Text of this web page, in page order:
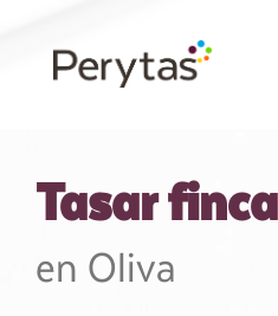
Tasar
en Oliva